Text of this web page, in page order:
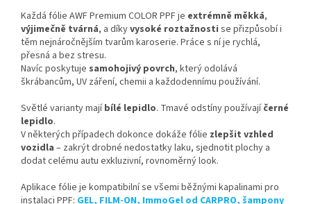
Každá fólie AWF Premium COLOR PPF je extrémně měkká,
výjimečně tvárná, a díkyvysoké roztažnosti se přizpůsobí i
těm nejnáročnějším tvarům karoserie. Práce s ní je rychlá,
přesná a bez stresu.
Navíc poskytuje samohojivý povrch, který odolává
škrábancům, UV záření, chemii a každodennímu používání.
Světlé varianty majíbílé lepidlo. Tmavé odstíny používajíčerné
lepidlo.
V některých případech dokonce dokáže fólie zlepšit vzhled
vozidla – zakrýt drobné nedostatky laku, sjednotit plochy a
dodat celému autu exkluzivní, rovnoměrný look.
Aplikace fólie je kompatibilní se všemi běžnými kapalinami pro
instalaci PPF: GEL, FILM-ON, ImmoGel od CARPRO, šampony